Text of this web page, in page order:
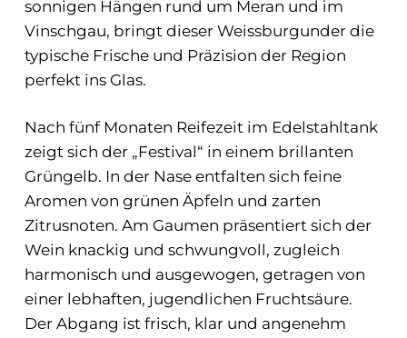
sonnigen Hängen rund um Meran und im
Vinschgau, bringt dieser Weissburgunder die
typische Frische und Präzision der Region
perfekt ins Glas.
Nach fünf Monaten Reifezeit im Edelstahltank
zeigt sich der „Festival“ in einem brillanten
Grüngelb. In der Nase entfalten sich feine
Aromen von grünen Äpfeln und zarten
Zitrusnoten. Am Gaumen präsentiert sich der
Wein knackig und schwungvoll, zugleich
harmonisch und ausgewogen, getragen von
einer lebhaften, jugendlichen Fruchtsäure.
Der Abgang ist frisch, klar und angenehm